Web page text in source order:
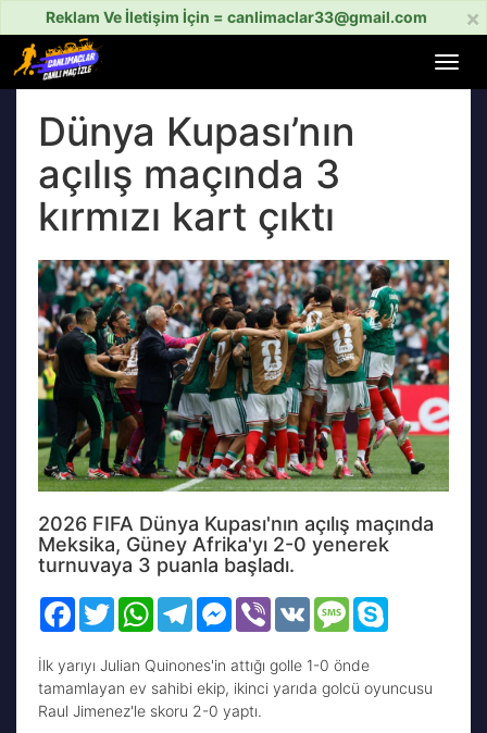
×
Reklam Ve İletişim İçin = canlimaclar33@gmail.com
aç
Dünya Kupası’nın
açılış maçında 3
kırmızı kart çıktı
2026 FIFA Dünya Kupası'nın açılış maçında
Meksika, Güney Afrika'yı 2-0 yenerek
turnuvaya 3 puanla başladı.
Facebook
TwitterWhatsAppTelegramMessenger
Viber VK Message
İlk yarıyı Julian Quinones'in attığı golle 1-0 önde
tamamlayan ev sahibi ekip, ikinci yarıda golcü oyuncusu
Raul Jimenez'le skoru 2-0 yaptı.